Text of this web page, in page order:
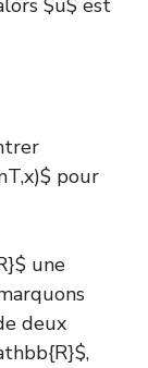
$u$ est
pour
une
deux